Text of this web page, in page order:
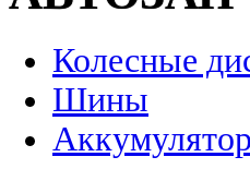
Колесные
Шины